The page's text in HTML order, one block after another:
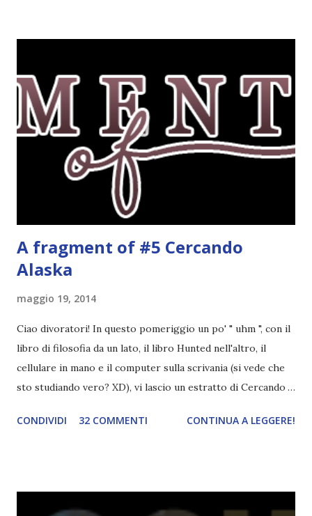
Dunque qual è questo tema, vi starete chiedendo. Il tema di
febbraio è libri ispirati alle favole! Che ve ne pare? Io avrei
un po' di titoli in wishlist ^^ Non avendo letto nessun libro
ispirato alle favole (D:), tutte voi lasciate solo un titolo e
poi a random ne sceglierò tre! Aggiornerò il post, oppure
A fragment of #5 Cercando
Alaska
maggio 19, 2014
Ciao divoratori! In questo pomeriggio un po' " uhm ", con il
libro di filosofia da un lato, il libro Hunted nell'altro, il
cellulare in mano e il computer sulla scrivania (si vede che
sto studiando vero? XD), vi lascio un estratto di Cercando
costante nelle rubriche. Odiavo lo sport. Odiavo lo sport,
CONDIVIDI 32 COMMENTI CONTINUA A LEGGERE!